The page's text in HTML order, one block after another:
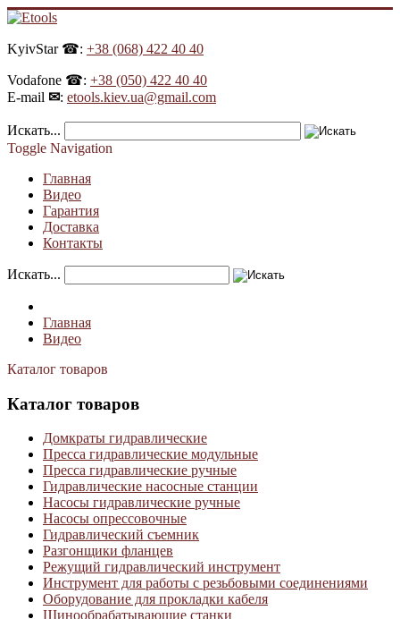
KyivStar ☎: +38 (068) 422 40 40
Vodafone ☎: +38 (050) 422 40 40
E-mail ✉: etools.kiev.ua@gmail.com
Искать...
Toggle Navigation
Главная
Видео
Гарантия
Доставка
Контакты
Искать...
Главная
Видео
Каталог товаров
Каталог товаров
Домкраты гидравлические
Пресса гидравлические модульные
Пресса гидравлические ручные
Гидравлические насосные станции
Насосы гидравлические ручные
Насосы опрессовочные
Гидравлический съемник
Разгонщики фланцев
Режущий гидравлический инструмент
Инструмент для работы с резьбовыми соединениями
Оборудование для прокладки кабеля
Шинообрабатывающие станки